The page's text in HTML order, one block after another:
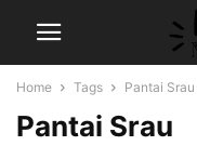
Home Tags Pantai Srau
Pantai Srau